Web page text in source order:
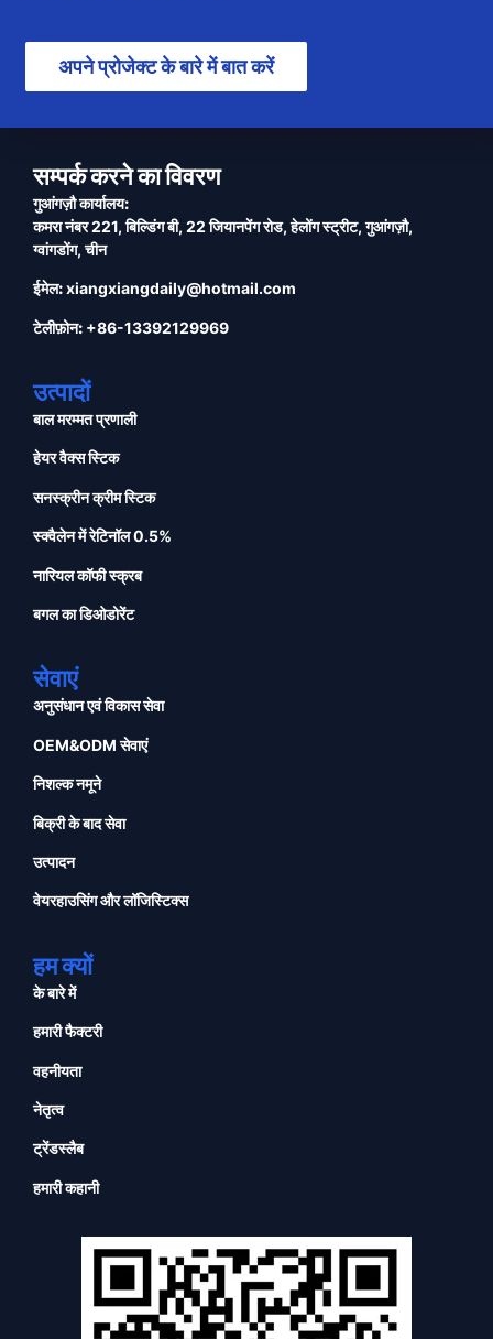
अपने प्रोजेक्ट के बारे में बात करें
सम्पर्क करने का विवरण
गुआंगज़ौ कार्यालय:
कमरा नंबर 221, बिल्डिंग बी, 22 जियानपेंग रोड, हेलोंग स्ट्रीट, गुआंगज़ौ,
ग्वांगडोंग, चीन
ईमेल:xiangxiangdaily@hotmail.com
टेलीफ़ोन: +86-13392129969
उत्पादों
बाल मरम्मत प्रणाली
हेयर वैक्स स्टिक
सनस्क्रीन क्रीम स्टिक
स्क्वैलेन में रेटिनॉल 0.5%
नारियल कॉफी स्क्रब
बगल का डिओडोरेंट
सेवाएं
अनुसंधान एवं विकास सेवा
OEM&ODM सेवाएं
निशल्क नमूने
बिक्री के बाद सेवा
उत्पादन
वेयरहाउसिंग और लॉजिस्टिक्स
हम क्यों
के बारे में
हमारी फैक्टरी
वहनीयता
नेतृत्व
ट्रेंडस्लैब
हमारी कहानी